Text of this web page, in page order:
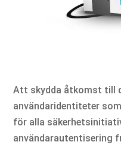
Att skydda åtkomst till
användaridentiteter
för alla
användarautentisering